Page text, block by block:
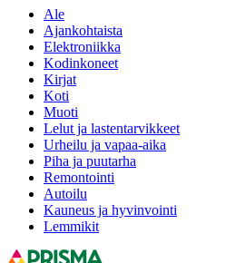
Ale
Ajankohtaista
Elektroniikka
Kodinkoneet
Kirjat
Koti
Muoti
Lelut ja lastentarvikkeet
Urheilu ja vapaa-aika
Piha ja puutarha
Remontointi
Autoilu
Kauneus ja hyvinvointi
Lemmikit